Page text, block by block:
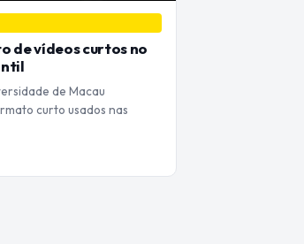
de vídeos curtos no
de Macau
curto usados nas